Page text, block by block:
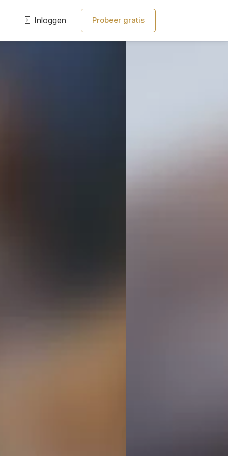
Inloggen Probeer gratis